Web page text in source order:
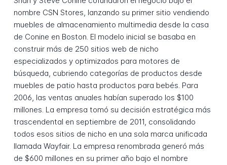
nombre CSN Stores, lanzando su primer sitio vendiendo
muebles de almacenamiento multimedia desde la casa
de Conine en Boston. El modelo inicial se basaba en
construir más de 250 sitios web de nicho
especializados y optimizados para motores de
búsqueda, cubriendo categorías de productos desde
muebles de patio hasta productos para bebés. Para
2006, las ventas anuales habían superado los $100
millones. La empresa tomó su decisión estratégica más
trascendental en septiembre de 2011, consolidando
todos esos sitios de nicho en una sola marca unificada
llamada Wayfair. La empresa renombrada generó más
de $600 millones en su primer año bajo el nombre